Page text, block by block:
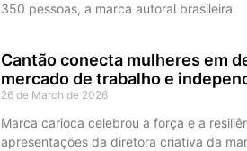
350 pessoas, a marca autoral brasileira
Cantão conecta mulheres em
mercado de trabalho e
26 de March de 2026
Marca carioca celebrou a força e a
apresentações da diretora criativa da